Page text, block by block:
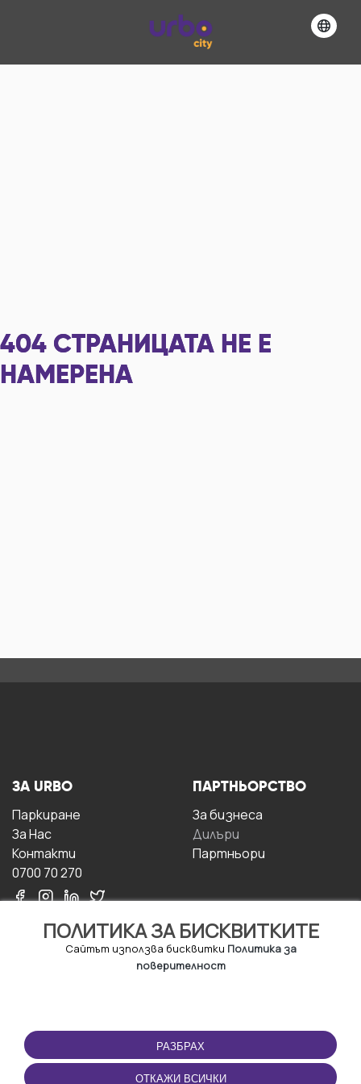
404 СТРАНИЦАТА НЕ Е
НАМЕРЕНА
ПОЛИТИКА ЗА БИСКВИТКИТЕ
Сайтът използва бисквитки Политика за
поверителност
РАЗБРАХ
ОТКАЖИ ВСИЧКИ
ЗА URBO
Паркиране
За Hас
Контакти
0700 70 270
ПАРТНЬОРСТВО
За бизнесa
Дилъри
Партньори
ПОЛЗВАНЕ
Правила и условия за
ползване
ПРИЛОЖЕНИЕТО